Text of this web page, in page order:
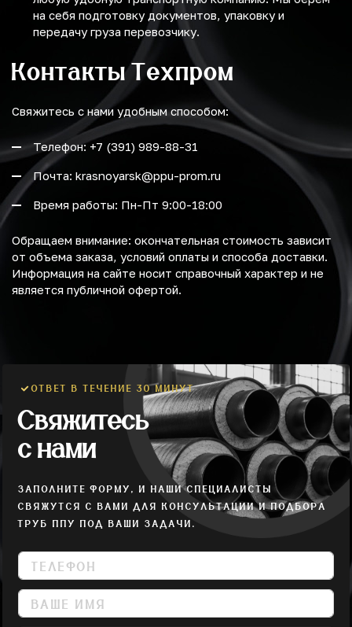
на себя подготовку документов, упаковку и
передачу груза перевозчику.
Контакты Техпром
Свяжитесь с нами удобным способом:
Телефон: +7 (391) 989-88-31
Почта: krasnoyarsk@ppu-prom.ru
Время работы: Пн-Пт 9:00-18:00
Обращаем внимание: окончательная стоимость зависит
от объема заказа, условий оплаты и способа доставки.
Информация на сайте носит справочный характер и не
является публичной офертой.
ОТВЕТ В ТЕЧЕНИЕ 30 МИНУТ
Свяжитесь
с нами
ЗАПОЛНИТЕ ФОРМУ, И НАШИ СПЕЦИАЛИСТЫ
СВЯЖУТСЯ С ВАМИ ДЛЯ КОНСУЛЬТАЦИИ И ПОДБОРА
ТРУБ ППУ ПОД ВАШИ ЗАДАЧИ.